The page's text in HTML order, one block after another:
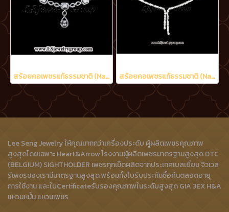
สร้อยคอเพชรแท้ธรรมชาติ (Natural Diamonds) น้ำงามที่สุด (Perfect Heart&Arrow Ideal Cut) 3.20 Ct. สร้อยคอเพชรแท้ธรรมชาติ (Natural Diamonds) 1.70 Ct.
Lee Seng Jewelry ให้คุณมากกว่าเครื่องประดับ ผู้ผลิตเพชรคุณภาพ
สูงสุดโดยเฉพาะ Heart&Arrow โรงงานผู้ผลิตเพชรมาตรฐานสูงสุด DTC
(BELGIUM) SIGHTHOLDER เพชรทุกเม็ดผลิตจากประเทศเบลเยี่ยม จิวเวล
รีเพชรของเรามีมาตรฐานสูงสุด พร้อมทั้งใบรับประกันซื้อคืนตลอดอายุ
การใช้งาน และใบCertificateรับรองคุณภาพในระดับสูงสุด GIA 3EX H&A
แหวนหมั้น แหวนเพชร